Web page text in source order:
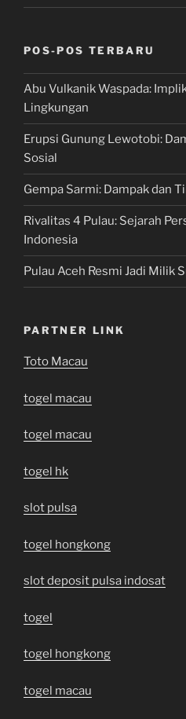
POS-POS TERBARU
Abu Vulkanik Waspada:
Lingkungan
Erupsi Gunung Lewotobi:
Sosial
Gempa Sarmi: Dampak dan
Rivalitas 4 Pulau: Sejarah
Indonesia
Pulau Aceh Resmi Jadi Milik
PARTNER LINK
Toto Macau
togel macau
togel macau
togel hk
slot pulsa
togel hongkong
slot deposit pulsa indosat
togel
togel hongkong
togel macau